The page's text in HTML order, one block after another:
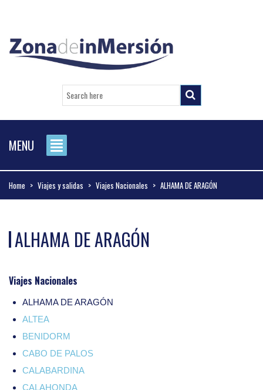
MENU
Home > Viajes y salidas > Viajes Nacionales > ALHAMA DE ARAGÓN
ALHAMA DE ARAGÓN
Viajes Nacionales
ALHAMA DE ARAGÓN
ALTEA
BENIDORM
CABO DE PALOS
CALABARDINA
CALAHONDA